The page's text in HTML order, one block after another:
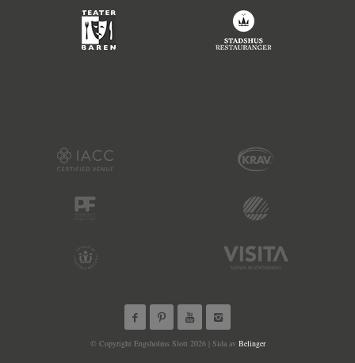
© Copyright Engsholms Slott 2026 | Sida av Belinger